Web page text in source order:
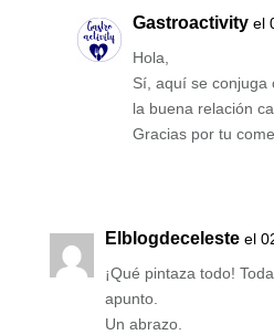
Gastroactivity el
Hola,
Sí, aquí se conjuga
la buena relación
Gracias por tu
Elblogdeceleste el
¡Qué pintaza todo!
apunto.
Un abrazo.